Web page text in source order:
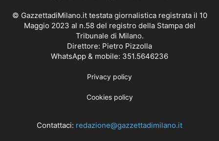
© GazzettadiMilano.it testata giornalistica registrata il 10
Maggio 2023 al n.58 del registro della Stampa del
Tribunale di Milano.
Direttore: Pietro Pizzolla
WhatsApp & mobile: 351.5646236
Privacy policy
Cookies policy
Contattaci: redazione@gazzettadimilano.it